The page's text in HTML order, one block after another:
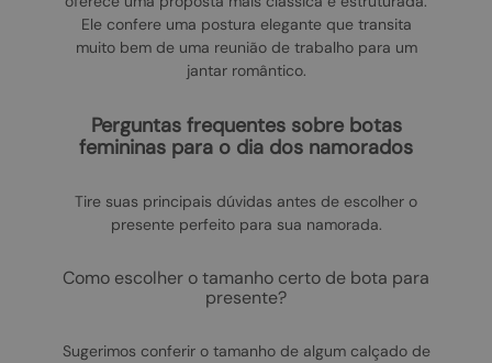
Ele confere uma postura elegante que transita
muito bem de uma reunião de trabalho para um
jantar romântico.
perguntas frequentes sobre botas
femininas para o dia dos namorados
Tire suas principais dúvidas antes de escolher o
presente perfeito para sua namorada.
como escolher o tamanho certo de bota para
presente?
Sugerimos conferir o tamanho de algum calçado de